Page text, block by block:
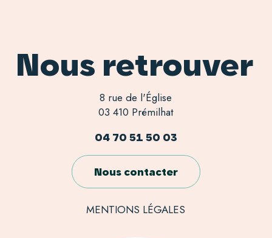
Nous retrouver
8 rue de l'Église
03 410 Prémilhat
04 70 51 50 03
Nous contacter
MENTIONS LÉGALES